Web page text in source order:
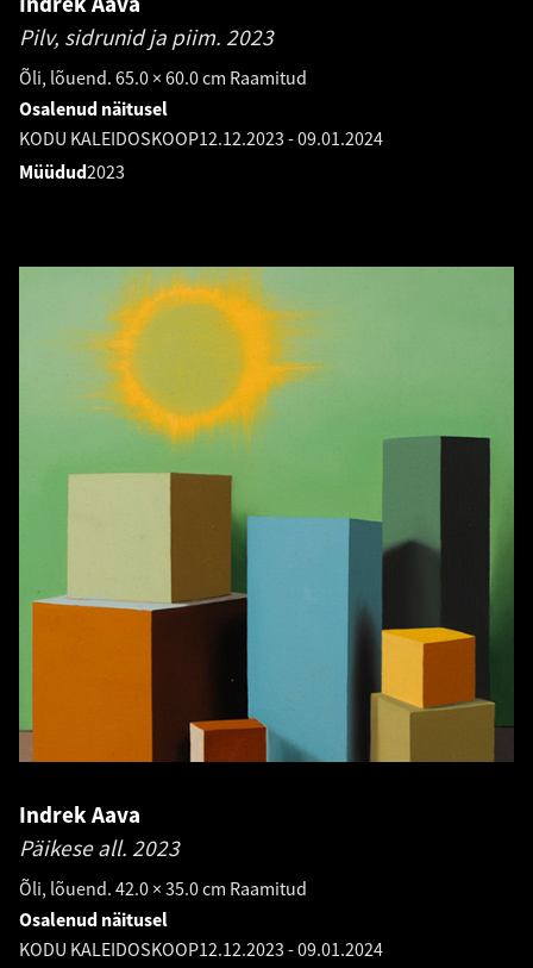
Pilv, sidrunid ja piim. 2023
Õli, lõuend. 65.0 × 60.0 cm Raamitud
Osalenud näitusel
KODU KALEIDOSKOOP12.12.2023 -09.01.2024
Müüdud2023
Indrek Aava
Päikese all. 2023
Õli, lõuend. 42.0 × 35.0 cm Raamitud
Osalenud näitusel
KODU KALEIDOSKOOP12.12.2023 -09.01.2024